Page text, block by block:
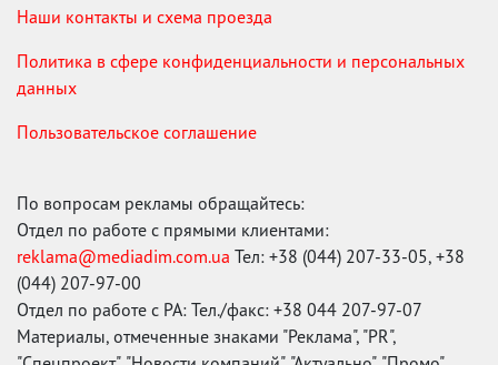
Наши контакты и схема проезда
Политика в сфере конфиденциальности и персональных
данных
Пользовательское соглашение
По вопросам рекламы обращайтесь:
Отдел по работе с прямыми клиентами:
reklama@mediadim.com.ua Тел: +38 (044) 207-33-05, +38
(044) 207-97-00
Отдел по работе с РА: Тел./факс: +38 044 207-97-07
Материалы, отмеченные знаками "Реклама", "PR",